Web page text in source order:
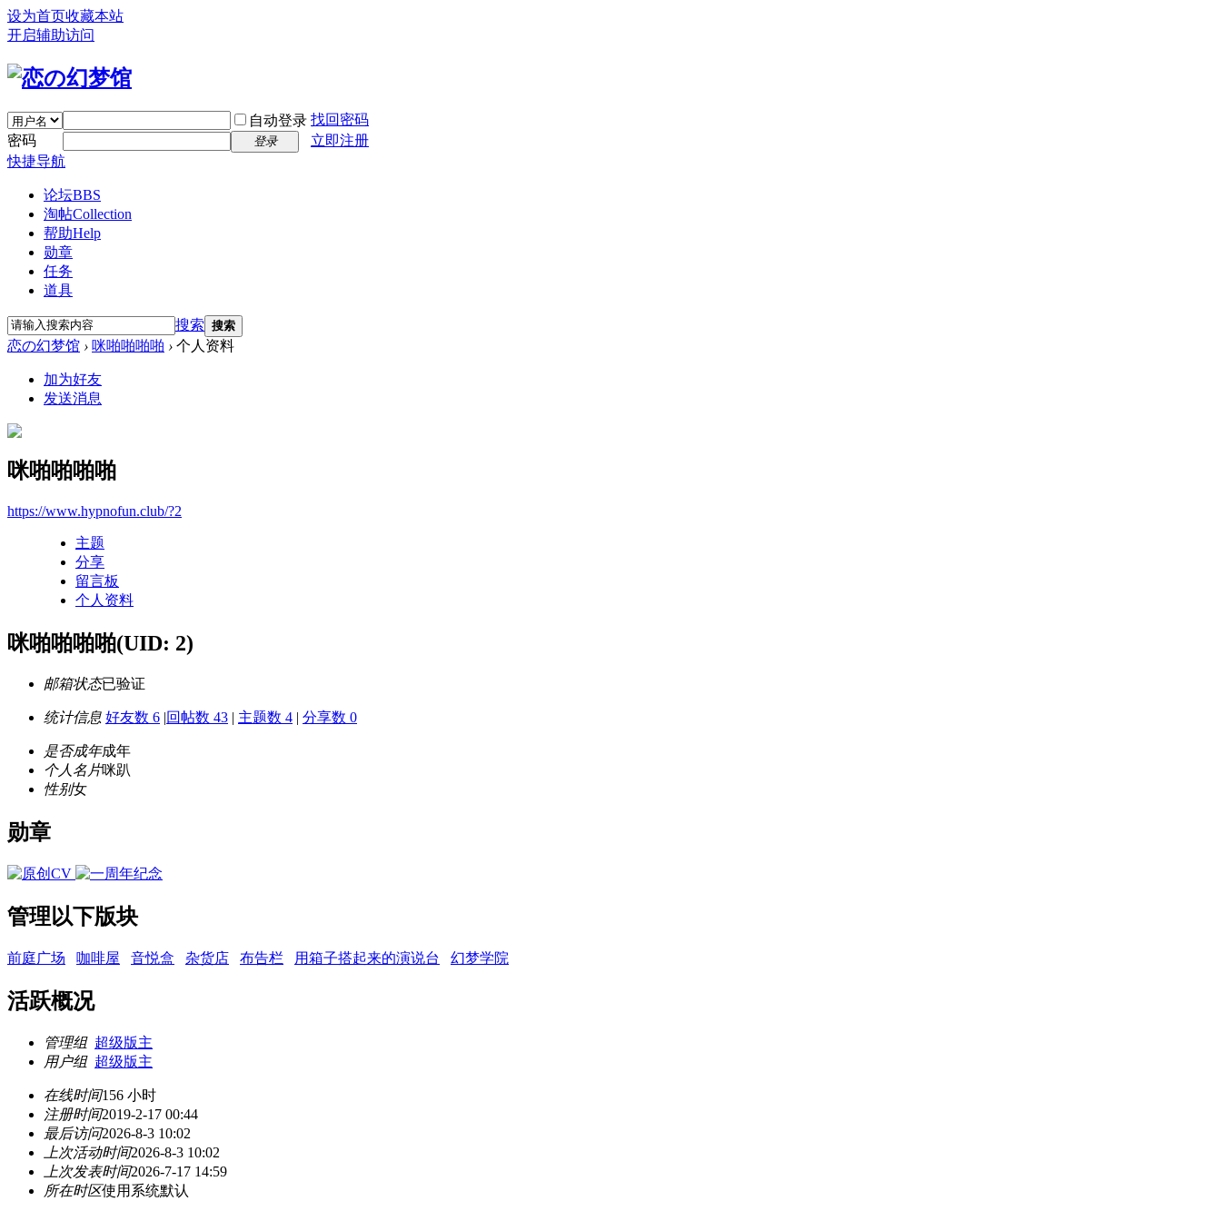
设为首页收藏本站
开启辅助访问
自动登录 找回密码
密码
登录
立即注册
快捷导航
论坛BBS
淘帖Collection
帮助Help
勋章
任务
道具
搜索 搜索
恋の幻梦馆 › 咪啪啪啪啪 › 个人资料
加为好友
发送消息
咪啪啪啪啪
https://www.hypnofun.club/?2
主题
分享
留言板
个人资料
咪啪啪啪啪(UID: 2)
邮箱状态已验证
统计信息 好友数 6 |回帖数 43 | 主题数 4 | 分享数 0
是否成年成年
个人名片咪趴
性别女
勋章
管理以下版块
前庭广场 咖啡屋 音悦盒 杂货店 布告栏 用箱子搭起来的演说台 幻梦学院
活跃概况
管理组 超级版主
用户组 超级版主
在线时间156 小时
注册时间2019-2-17 00:44
最后访问2026-8-3 10:02
上次活动时间2026-8-3 10:02
上次发表时间2026-7-17 14:59
所在时区使用系统默认